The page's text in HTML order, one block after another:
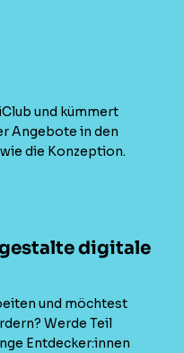
und kümmert
Angebote in den
die Konzeption.
digitale
und möchtest
Werde Teil
Entdecker:innen